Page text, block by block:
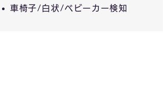
車椅子/白状/ベビーカー検知